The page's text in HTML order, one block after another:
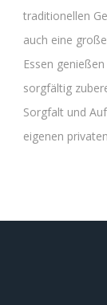
traditionellen
auch eine
Essen
sorgfältig
Sorgfalt und
eigenen